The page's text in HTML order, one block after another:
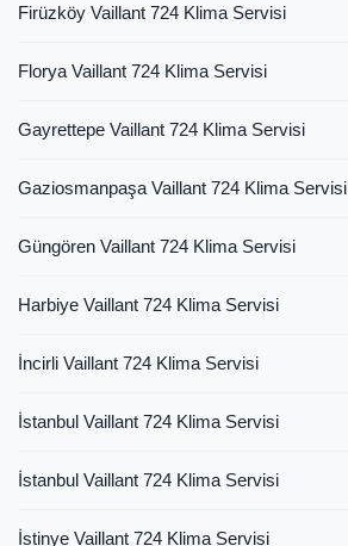
Firüzköy Vaillant 724 Klima Servisi
Florya Vaillant 724 Klima Servisi
Gayrettepe Vaillant 724 Klima Servisi
Gaziosmanpaşa Vaillant 724 Klima Servisi
Güngören Vaillant 724 Klima Servisi
Harbiye Vaillant 724 Klima Servisi
İncirli Vaillant 724 Klima Servisi
İstanbul Vaillant 724 Klima Servisi
İstanbul Vaillant 724 Klima Servisi
İstinye Vaillant 724 Klima Servisi